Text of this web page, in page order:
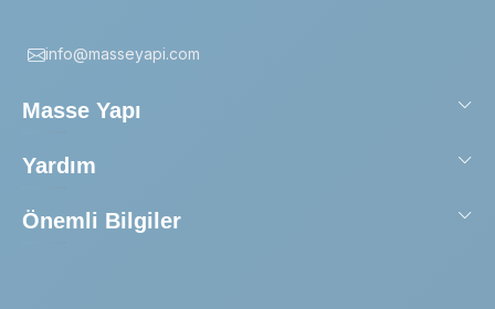
info@masseyapi.com
Masse Yapı
Yardım
Önemli Bilgiler